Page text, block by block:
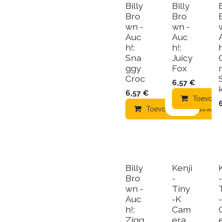
Billy
Bro
wn -
Auc
h!:
Sna
ggy
Croc
6,57 €
Toevoegen aan
Billy
Bro
wn -
Auc
h!:
Juicy
Fox
6,57 €
Billy
Bro
wn -
Auc
h!:
Zigg
Kenji
-
Tiny
-K
Cam
era
-